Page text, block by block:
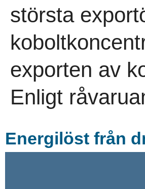
största
exporten av
Enligt
Energilöst från